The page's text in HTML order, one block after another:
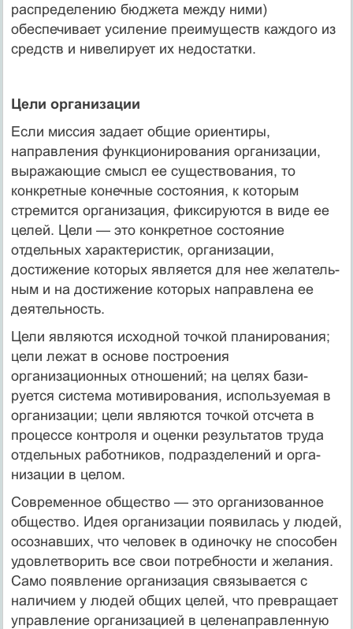
распределению бюджета между ними)
обеспечивает усиление преимуществ каждого из
средств и нивелирует их недостатки.
Цели организации
Если миссия задает общие ориентиры,
направления функ­ционирования организации,
выражающие смысл ее существова­ния, то
конкретные конечные состояния, к которым
стремится организация, фиксируются в виде ее
целей. Цели — это конкретное состояние
отдельных характеристик, организации,
достижение которых является для нее желатель­
ным и на достижение которых направлена ее
деятельность.
Цели являются исходной точкой планирования;
цели лежат в основе построения
организационных отношений; на целях бази­
руется система мотивирования, используемая в
организации; цели являются точкой отсчета в
процессе контроля и оценки результатов труда
отдельных работников, подразделений и орга­
низации в целом.
Современное общество — это организованное
общество. Идея организации появилась у людей,
осознавших, что человек в одиночку не способен
удовлетворить все свои потребности и желания.
Само появление организация связывается с
наличием у людей общих целей, что превращает
управление организацией в целенаправленную